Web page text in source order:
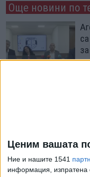
Ценим вашата
Ние и нашите 1541
информация, изпратена
Още новини по
07